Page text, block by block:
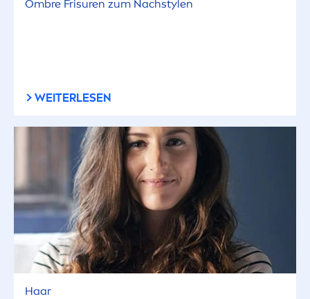
Ombre Frisuren zum Nachstylen
WEITERLESEN
Haar